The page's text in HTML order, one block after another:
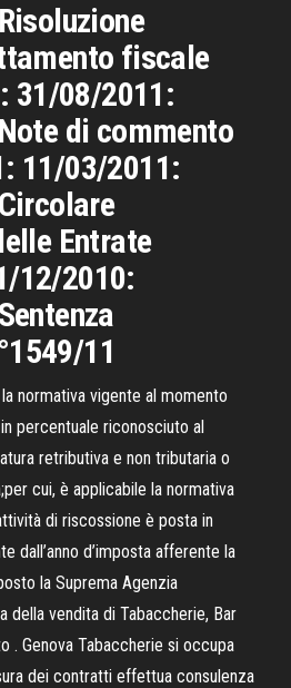
fiscale
31/08/2011:
di commento
11/03/2011:
Entrate
12/2010:
11
normativa vigente al momento
percentuale riconosciuto al
retributiva e non tributaria o
cui, è applicabile la normativa
di riscossione è posta in
dall’anno d’imposta afferente la
la Suprema Agenzia
della vendita di Tabaccherie, Bar
. Genova Tabaccherie si occupa
dei contratti effettua consulenza